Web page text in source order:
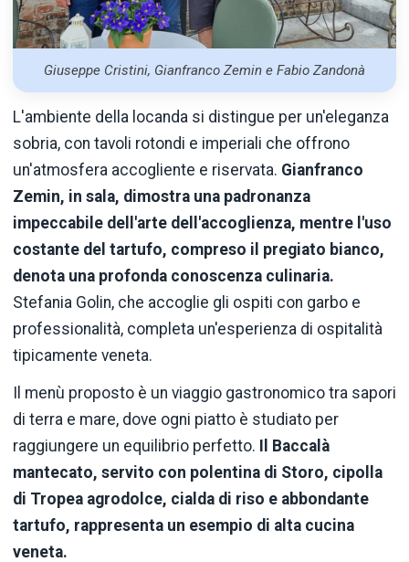
Giuseppe Cristini, Gianfranco Zemin e Fabio Zandonà
L'ambiente della locanda si distingue per un'eleganza
sobria, con tavoli rotondi e imperiali che offrono
un'atmosfera accogliente e riservata. Gianfranco
Zemin, in sala, dimostra una padronanza
impeccabile dell'arte dell'accoglienza, mentre l'uso
costante del tartufo, compreso il pregiato bianco,
denota una profonda conoscenza culinaria.
Stefania Golin, che accoglie gli ospiti con garbo e
professionalità, completa un'esperienza di ospitalità
tipicamente veneta.
Il menù proposto è un viaggio gastronomico tra sapori
di terra e mare, dove ogni piatto è studiato per
raggiungere un equilibrio perfetto. Il Baccalà
mantecato, servito con polentina di Storo, cipolla
di Tropea agrodolce, cialda di riso e abbondante
tartufo, rappresenta un esempio di alta cucina
veneta.